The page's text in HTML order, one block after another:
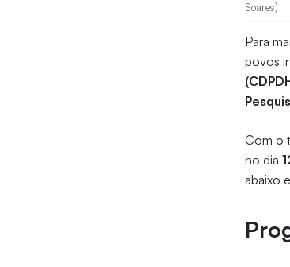
Soares)
Para
povos
Com o
no dia
abaixo